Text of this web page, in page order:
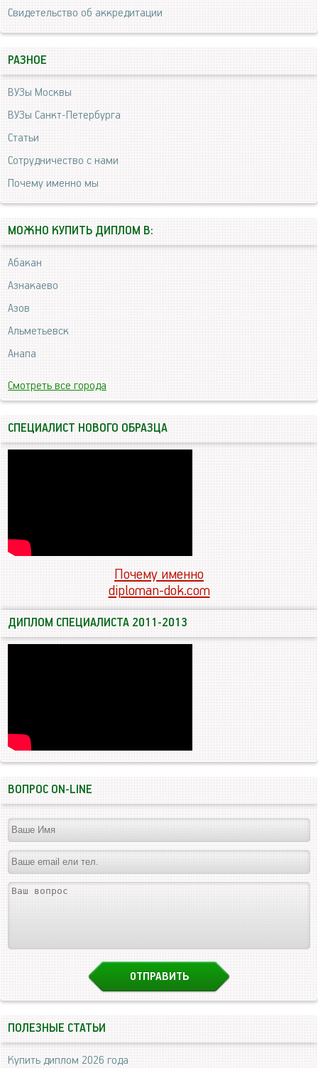
Свидетельство об аккредитации
РАЗНОЕ
ВУЗы Москвы
ВУЗы Санкт-Петербурга
Статьи
Сотрудничество с нами
Почему именно мы
МОЖНО КУПИТЬ ДИПЛОМ В:
Абакан
Азнакаево
Азов
Альметьевск
Анапа
Смотреть все города
СПЕЦИАЛИСТ НОВОГО ОБРАЗЦА
Почему именно
diploman-dok.com
ДИПЛОМ СПЕЦИАЛИСТА 2011-2013
ВОПРОС ON-LINE
ПОЛЕЗНЫЕ СТАТЬИ
Купить диплом 2026 года